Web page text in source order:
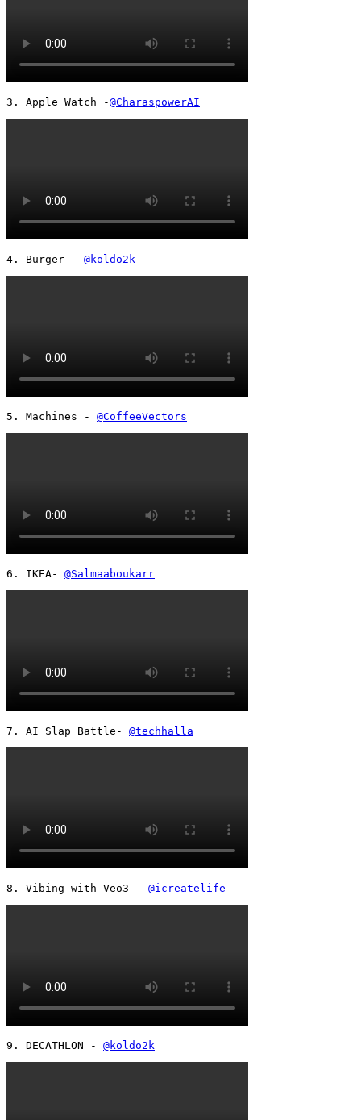
3. Apple Watch -@CharaspowerAI
4. Burger - @koldo2k
5. Machines - @CoffeeVectors
6. IKEA- @Salmaaboukarr
7. AI Slap Battle- @techhalla
8. Vibing with Veo3 - @icreatelife
9. DECATHLON - @koldo2k